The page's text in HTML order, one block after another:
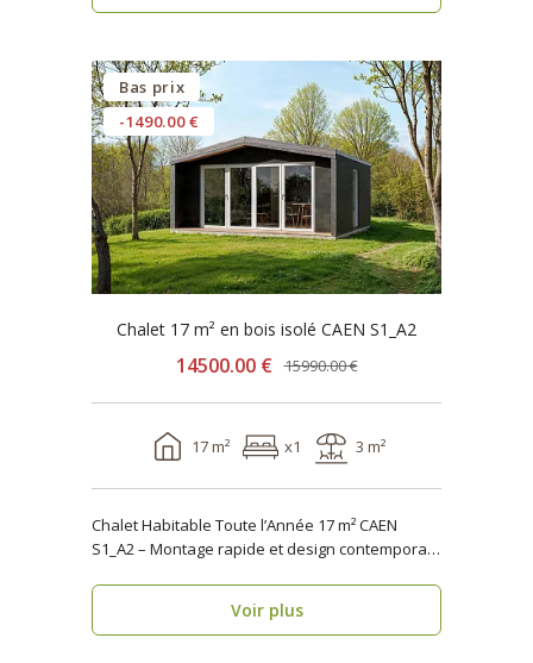
Bas prix
-1490.00 €
Chalet 17 m² en bois isolé CAEN S1_A2
14500.00 € 15990.00 €
17 m² x1 3 m²
Chalet Habitable Toute l’Année 17 m² CAEN
S1_A2 – Montage rapide et design contemporain
Voir plus